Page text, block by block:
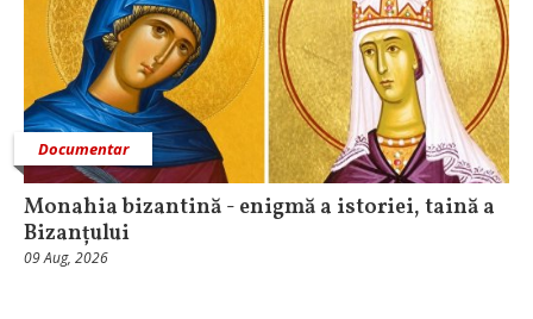
Documentar
Monahia bizantină - enigmă a istoriei, taină a
Bizanțului
09 Aug, 2026